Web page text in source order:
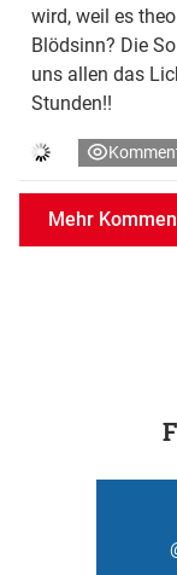
wird, weil es
Blödsinn? Die
uns allen das
Stunden!!
Mehr